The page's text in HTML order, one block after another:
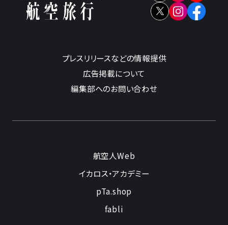
プレスリリースなどの情報提供
広告掲載について
編集部へのお問い合わせ
航空人Web
イカロス・アカデミー
pTa.shop
fabli